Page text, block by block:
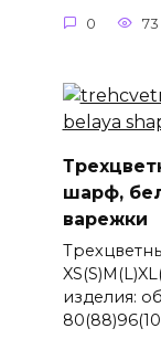
0 73
шарф,
варежки
изделия: